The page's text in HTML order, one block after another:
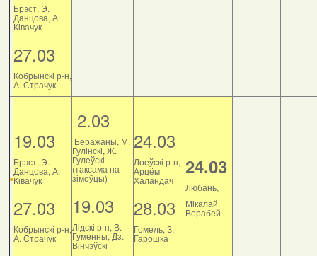
Брэст, Э.
Данцова, А.
Ківачук
27.03
Кобрынскі р-н,
А. Страчук
19.03
Брэст, Э.
Данцова, А.
Ківачук
27.03
Кобрынскі р-н,
А. Страчук
2.03
Беражаны, М.
Гулінскі, Ж.
Гулеўскі
(таксама на
зімоўцы)
19.03
Лідскі р-н, В.
Гуменны, Дз.
Вінчэўскі
24.03
Лоеўскі р-н,
Арцём
Халандач
28.03
Гомель, З.
Гарошка
24.03
Любань,
Мікалай
Верабей